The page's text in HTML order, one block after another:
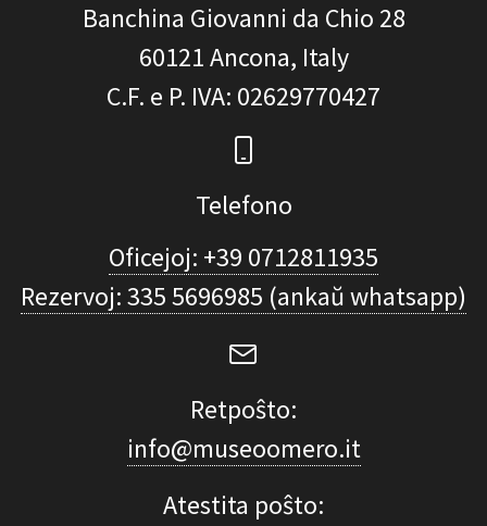
Banchina Giovanni da Chio 28
60121Ancona, Italy
C.F. e P. IVA: 02629770427
Telefono
Oficejoj: +39 0712811935
Rezervoj: 335 5696985 (ankaŭ whatsapp)
Retpoŝto:
info@museoomero.it
Atestita poŝto: